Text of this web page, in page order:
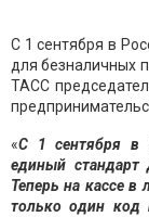
С 1 сентября в
для безналичных
ТАСС
«С 1 сентября в
единый стандарт
Теперь на кассе в
только один код